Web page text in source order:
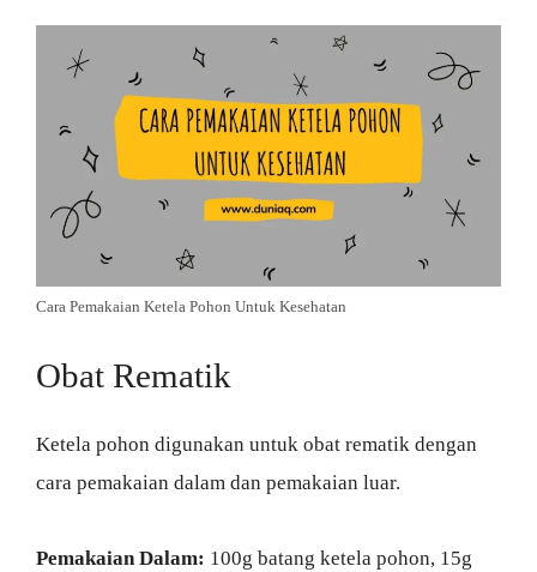
Cara Pemakaian Ketela Pohon Untuk Kesehatan
Obat Rematik
Ketela pohon digunakan untuk obat rematik dengan
cara pemakaian dalam dan pemakaian luar.
Pemakaian Dalam: 100g batang ketela pohon, 15g